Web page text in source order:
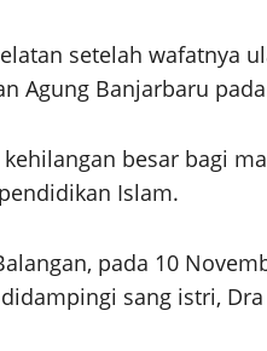
setelah wafatnya
Agung Banjarbaru
besar bagi
Islam.
pada 10
sang istri,